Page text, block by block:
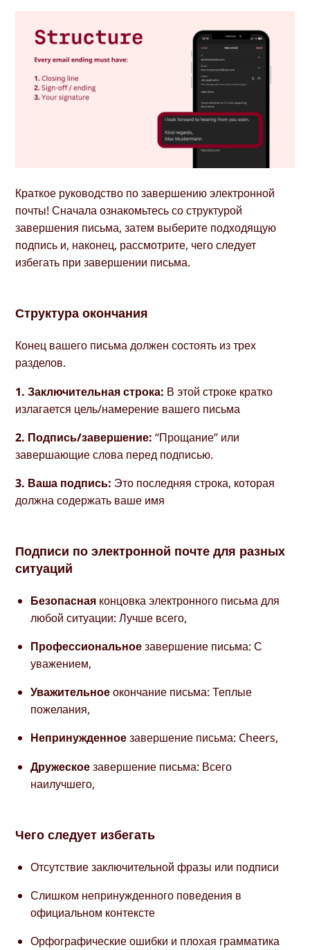
Краткое руководство по завершению электронной
почты! Сначала ознакомьтесь со структурой
завершения письма, затем выберите подходящую
подпись и, наконец, рассмотрите, чего следует
избегать при завершении письма.
Структура окончания
Конец вашего письма должен состоять из трех
разделов.
1. Заключительная строка: В этой строке кратко
излагается цель/намерение вашего письма
2. Подпись/завершение: “Прощание” или
завершающие слова перед подписью.
3. Ваша подпись: Это последняя строка, которая
должна содержать ваше имя
Подписи по электронной почте для разных
ситуаций
Безопасная концовка электронного письма для
любой ситуации: Лучше всего,
Профессиональноезавершение письма: С
уважением,
Уважительноеокончание письма: Теплые
пожелания,
Непринужденноезавершение письма: Cheers,
Дружескоезавершение письма: Всего
наилучшего,
Чего следует избегать
Отсутствие заключительной фразы или подписи
Слишком непринужденного поведения в
официальном контексте
Орфографические ошибки и плохая грамматика